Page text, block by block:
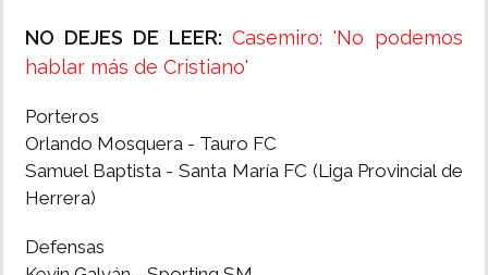
NO DEJES DE LEER: Casemiro: 'No podemos
hablar más de Cristiano'
Porteros
Orlando Mosquera - Tauro FC
Samuel Baptista - Santa María FC (Liga Provincial de
Herrera)
Defensas